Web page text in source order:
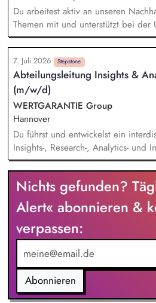
Du arbeitest aktiv an unseren
Themen mit und unterstützt bei der
Taxonomie. Du analysierst
diese auf und leistest damit einen
Konzernreporting. Du erstellst
für das Finanzreporting. Du wirkst
modernen Business-Intelligence-
Digitalisierung unseres
7. Juli 2026 Stepstone
Abteilungsleitung Insights &
(m/w/d)
WERTGARANTIE Group
Hannover
Du führst und entwickelst ein
Insights-, Research-, Analytics- und
wertschätzend und
Insights-, Analytics- und Research-
der CX- und ROCX-Strategie des
sorgst für deren wirksame
stellst sicher, dass Marktforschungs-
(z. B. Kunden-, Journey-, Markt- und
operative Entscheidungen,
Weiterentwicklung einfließen. Du
und ROCX-KPIs, Dashboards und
Konzeption über die
auf Management-Ebene.
Nichts gefunden?
Alert« abonnieren &
verpassen:
Abonnieren